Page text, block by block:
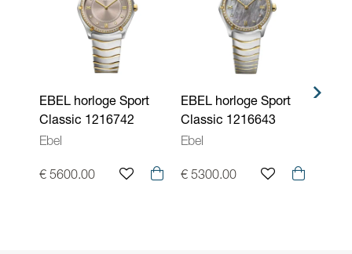
Waterdichtheid 5 ATM - 50 meter
Swiss Made, Saffierglas, Aflezing:
analoog, Vouwsluiting
EBEL horloge Sport
Classic 1216742
Ebel
€ 5600.00
EBEL horloge Sport
Classic 1216643
Ebel
€ 5300.00